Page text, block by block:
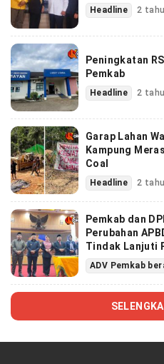
Headline 2
Peningkatan
Pemkab
Headline 2
Garap Lahan
Kampung
Coal
Headline 2
Pemkab dan
Perubahan
Tindak Lanjuti
ADV Pemkab